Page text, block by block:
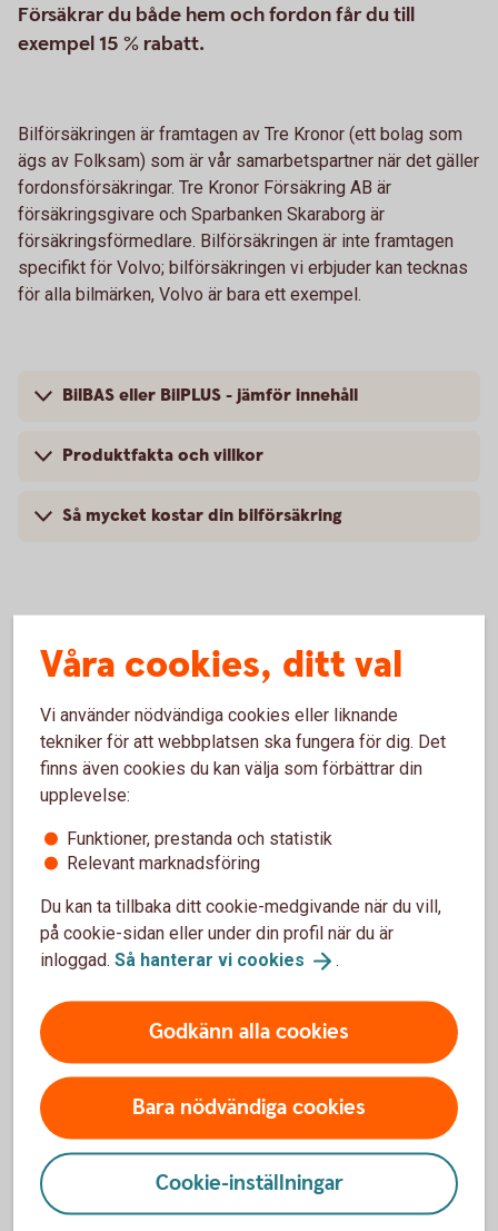
Försäkrar du både hem och fordon får du till
exempel 15 % rabatt.
Bilförsäkringen är framtagen av Tre Kronor (ett bolag som
ägs av Folksam) som är vår samarbetspartner när det gäller
fordonsförsäkringar. Tre Kronor Försäkring AB är
försäkringsgivare och Sparbanken Skaraborg är
försäkringsförmedlare. Bilförsäkringen är inte framtagen
specifikt för Volvo; bilförsäkringen vi erbjuder kan tecknas
för alla bilmärken, Volvo är bara ett exempel.
BilBAS eller BilPLUS - jämför innehåll
Produktfakta och villkor
Så mycket kostar din bilförsäkring
Vanliga frågor om att försäkra
Volvo
Trafik, hel och halv – vad är det för skillnad på
försäkringarna?
När slutar den tidigare ägarens försäkring att
gälla?
Om man övningskör och olyckan är framme,
täcker bilförsäkringen då?
Gäller bilförsäkringen utanför Sverige?
Täcker försäkringen viltolyckor?
Vilka bilar har en vagnskadegaranti?
Våra cookies, ditt val
Vi använder nödvändiga cookies eller liknande
tekniker för att webbplatsen ska fungera för dig. Det
finns även cookies du kan välja som förbättrar din
upplevelse:
Funktioner, prestanda och statistik
Relevant marknadsföring
Du kan ta tillbaka ditt cookie-medgivande när du vill,
på cookie-sidan eller under din profil när du är
inloggad. Så hanterar vi cookies .
Godkänn alla cookies
Bara nödvändiga cookies
Cookie-inställningar